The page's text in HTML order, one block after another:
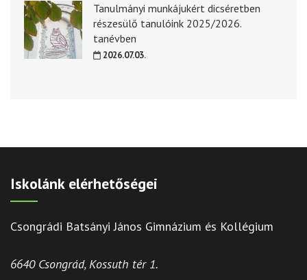
Tanulmányi munkájukért dicséretben
részesülő tanulóink 2025/2026.
tanévben
2026.07.03.
Iskolánk elérhetőségei
Csongrádi Batsányi János Gimnázium és Kollégium
6640 Csongrád, Kossuth tér 1.